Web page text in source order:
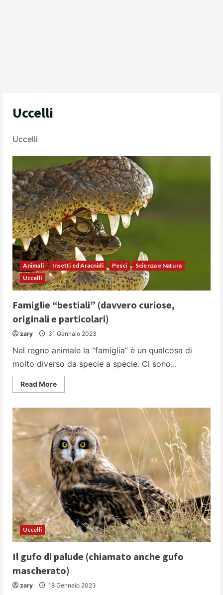
Uccelli
Uccelli
Animali Insetti ed Aracnidi Pesci
Scienza e Natura
Uccelli
Famiglie “bestiali” (davvero curiose,
originali e particolari)
zary 31 Gennaio 2023
Nel regno animale la “famiglia” è un qualcosa di
molto diverso da specie a specie. Ci sono...
Read MoreRead
more
curiose,
originali
e
particolari)
Uccelli
Il gufo di palude (chiamato anche gufo
mascherato)
zary 18 Gennaio 2023